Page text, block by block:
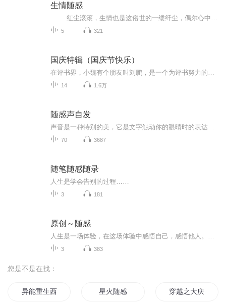
生情随感
5 321
国庆特辑（国庆节快乐）
14 1.6万
随感声自发
70 3687
随笔随感随录
人生是学会告别的过程……
3 181
原创～随感
3 383
您是不是在找：
异能重生西门庆 星火随感 穿越之大庆帝国